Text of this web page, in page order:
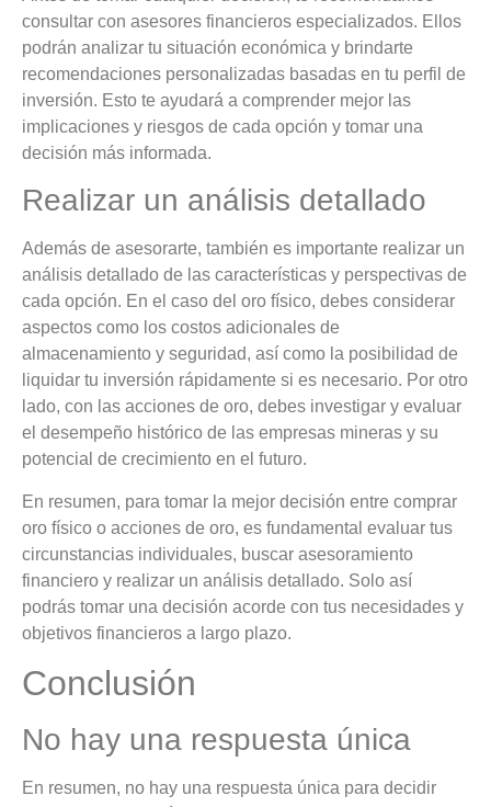
consultar con asesores financieros especializados. Ellos
podrán analizar tu situación económica y brindarte
recomendaciones personalizadas basadas en tu perfil de
inversión. Esto te ayudará a comprender mejor las
implicaciones y riesgos de cada opción y tomar una
decisión más informada.
Realizar un análisis detallado
Además de asesorarte, también es importante realizar un
análisis detallado de las características y perspectivas de
cada opción. En el caso del oro físico, debes considerar
aspectos como los costos adicionales de
almacenamiento y seguridad, así como la posibilidad de
liquidar tu inversión rápidamente si es necesario. Por otro
lado, con las acciones de oro, debes investigar y evaluar
el desempeño histórico de las empresas mineras y su
potencial de crecimiento en el futuro.
En resumen, para tomar la mejor decisión entre comprar
oro físico o acciones de oro, es fundamental evaluar tus
circunstancias individuales, buscar asesoramiento
financiero y realizar un análisis detallado. Solo así
podrás tomar una decisión acorde con tus necesidades y
objetivos financieros a largo plazo.
Conclusión
No hay una respuesta única
En resumen, no hay una respuesta única para decidir